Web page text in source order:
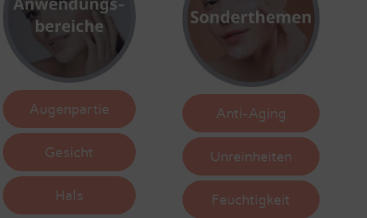
Augenpartie
Gesicht
Hals
Anti-Aging
Unreinheiten
Feuchtigkeit